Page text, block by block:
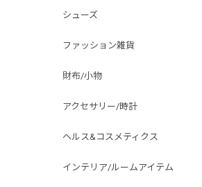
シューズ
ファッション雑貨
財布/小物
アクセサリー/時計
ヘルス&コスメティクス
インテリア/ルームアイテム